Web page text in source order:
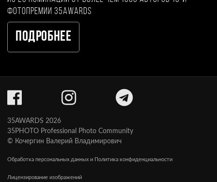
фотопремии 35AWARDS
Подробнее
35AWARDS 2026
35PHOTO Professional Photo Community
© Кочергин Валерий Владимирович
Обработка персональных данных и Политика конфиденциальности
Лицензирование изображений